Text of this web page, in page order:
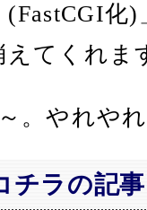
(FastCGI化
えてくれま
。やれや
チラの記